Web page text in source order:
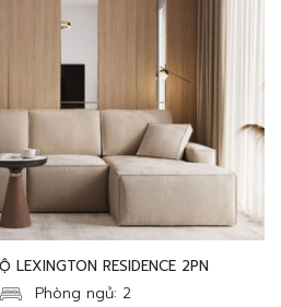
RESIDENCE 2PN
Phòng ngủ: 2